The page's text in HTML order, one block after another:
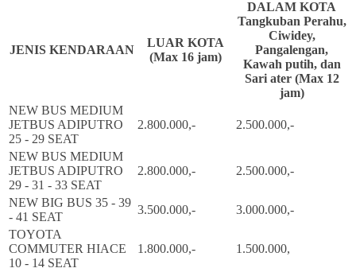
JENIS KENDARAAN
LUAR KOTA
(Max 16 jam)
DALAM KOTA
Tangkuban Perahu,
Ciwidey,
Pangalengan,
Kawah putih, dan
Sari ater (Max 12
jam)
NEW BUS MEDIUM
JETBUS ADIPUTRO
25 - 29 SEAT
2.800.000,- 2.500.000,-
NEW BUS MEDIUM
JETBUS ADIPUTRO
29 - 31 - 33 SEAT
2.800.000,- 2.500.000,-
NEW BIG BUS 35 - 39
- 41 SEAT
3.500.000,-
3.000.000,-
TOYOTA
COMMUTER HIACE
10 - 14 SEAT
1.800.000,- 1.500.000,